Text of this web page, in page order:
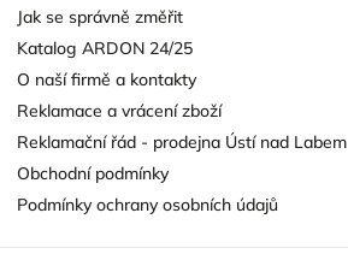
Jak se správně změřit
Katalog ARDON 24/25
O naší firmě a kontakty
Reklamace a vrácení zboží
Reklamační řád - prodejna Ústí nad Labem
Obchodní podmínky
Podmínky ochrany osobních údajů